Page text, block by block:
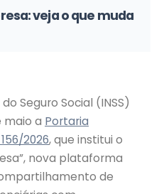
veja o que muda
Seguro Social (INSS)
maio a Portaria
2026, que institui o
nova plataforma
de